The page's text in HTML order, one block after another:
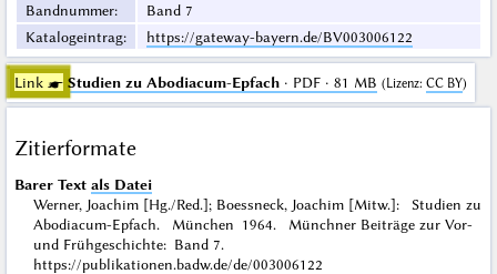
Bandnummer:
Band 7
Katalogeintrag: https://gateway-bayern.de/BV003006122
Link ☛ Studien zu Abodiacum-Epfach· PDF · 81 MB (Lizenz: CC BY)
Zitierformate
Barer Text als Datei
Werner, Joachim [Hg./Red.]; Boessneck, Joachim [Mitw.]: Studien zu
Abodiacum-Epfach. München 1964. Münchner Beiträge zur Vor-
und Frühgeschichte: Band 7.
https://publikationen.badw.de/de/003006122